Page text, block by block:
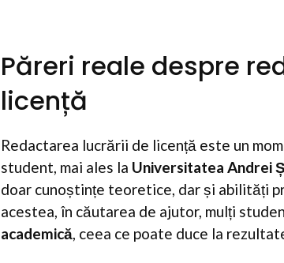
Păreri reale despre
licență
Redactarea lucrării de licență este un
student, mai ales la Universitatea Andrei
doar cunoștințe teoretice, dar și abilități
acestea, în căutarea de ajutor, mulți
academică, ceea ce poate duce la